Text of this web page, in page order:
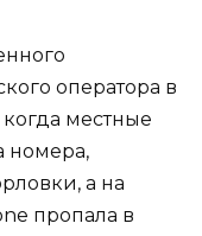
оператора в
когда местные
номера,
а на
пропала в